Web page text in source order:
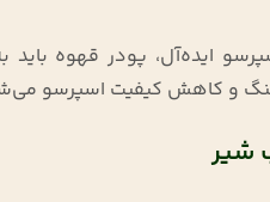
ایده‌آل، پودر قهوه
و کاهش کیفیت اسپرسو
شیر